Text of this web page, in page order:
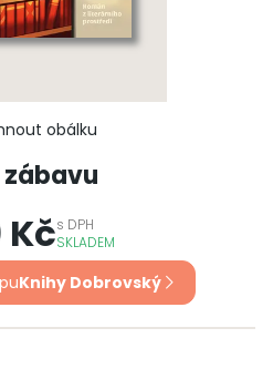
obálku
Kčs DPH
SKLADEM
Knihy Dobrovský